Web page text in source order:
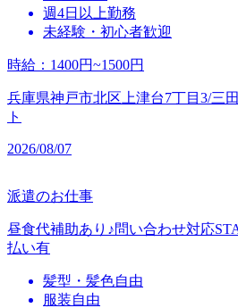
週4日以上勤務
未経験・初心者歓迎
時給 ： 1400円~1500円
兵庫県神戸市北区上津台7丁目3/三
ト
2026/08/07
派遣のお仕事
昼食代補助あり♪問い合わせ対応
払い有
髪型・髪色自由
服装自由